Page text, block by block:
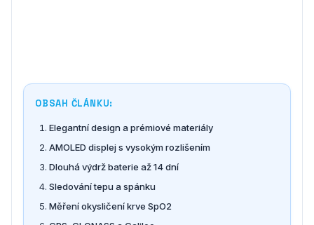
OBSAH ČLÁNKU:
Elegantní design a prémiové materiály
AMOLED displej s vysokým rozlišením
Dlouhá výdrž baterie až 14 dní
Sledování tepu a spánku
Měření okysličení krve SpO2